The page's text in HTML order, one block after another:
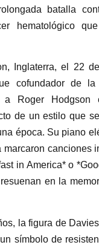
batalla
hematológico
Inglaterra, el 22
cofundador de la
a Roger Hodgson
de un estilo que
época. Su piano
marcaron canciones
in America* o
en la
la figura de
símbolo de